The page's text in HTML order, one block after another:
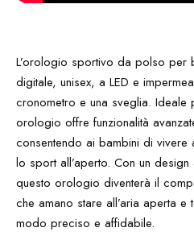
L’orologio sportivo da polso per
digitale, unisex, a LED e
cronometro e una sveglia.
orologio offre funzionalità
consentendo ai bambini di
lo sport all’aperto. Con un
questo orologio diventerà il
che amano stare all’aria aperta
modo preciso e affidabile.